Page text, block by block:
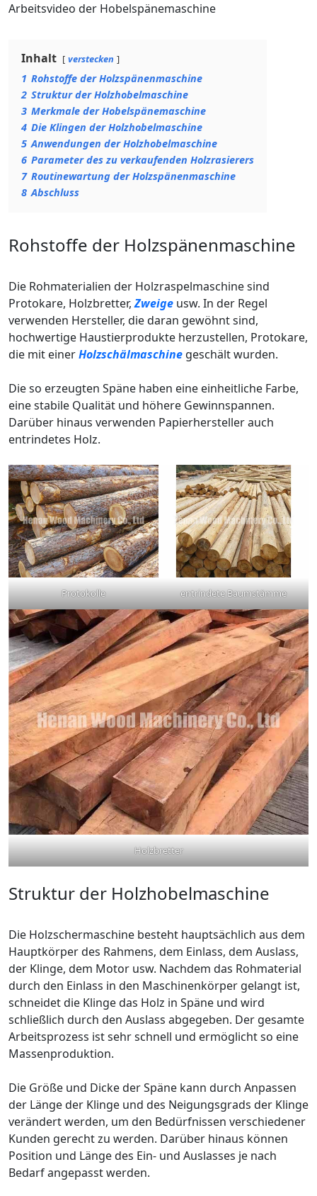
Arbeitsvideo der Hobelspänemaschine
Inhalt verstecken
1 Rohstoffe der Holzspänenmaschine
2 Struktur der Holzhobelmaschine
3 Merkmale der Hobelspänemaschine
4 Die Klingen der Holzhobelmaschine
5 Anwendungen der Holzhobelmaschine
6 Parameter des zu verkaufenden Holzrasierers
7 Routinewartung der Holzspänenmaschine
8 Abschluss
Rohstoffe der Holzspänenmaschine
Die Rohmaterialien der Holzraspelmaschine sind
Protokare, Holzbretter,Zweige usw. In der Regel
verwenden Hersteller, die daran gewöhnt sind,
hochwertige Haustierprodukte herzustellen, Protokare,
die mit einerHolzschälmaschine geschält wurden.
Die so erzeugten Späne haben eine einheitliche Farbe,
eine stabile Qualität und höhere Gewinnspannen.
Darüber hinaus verwenden Papierhersteller auch
entrindetes Holz.
Protokolle entrindete Baumstämme
Holzbretter
Struktur der Holzhobelmaschine
Die Holzschermaschine besteht hauptsächlich aus dem
Hauptkörper des Rahmens, dem Einlass, dem Auslass,
der Klinge, dem Motor usw. Nachdem das Rohmaterial
durch den Einlass in den Maschinenkörper gelangt ist,
schneidet die Klinge das Holz in Späne und wird
schließlich durch den Auslass abgegeben. Der gesamte
Arbeitsprozess ist sehr schnell und ermöglicht so eine
Massenproduktion.
Die Größe und Dicke der Späne kann durch Anpassen
der Länge der Klinge und des Neigungsgrads der Klinge
verändert werden, um den Bedürfnissen verschiedener
Kunden gerecht zu werden. Darüber hinaus können
Position und Länge des Ein- und Auslasses je nach
Bedarf angepasst werden.